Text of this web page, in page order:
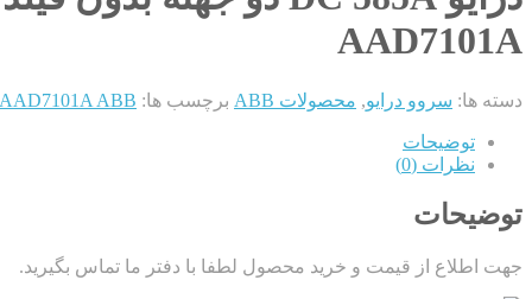
AAD7101A
دسته ها: سروو درایو, محصولات ABB برچسب ها: AAD7101A ABB درایو DC 585A دو جهته بدون فیلد
توضیحات
نظرات (0)
توضیحات
جهت اطلاع از قیمت و خرید محصول لطفا با دفتر ما تماس بگیرید.